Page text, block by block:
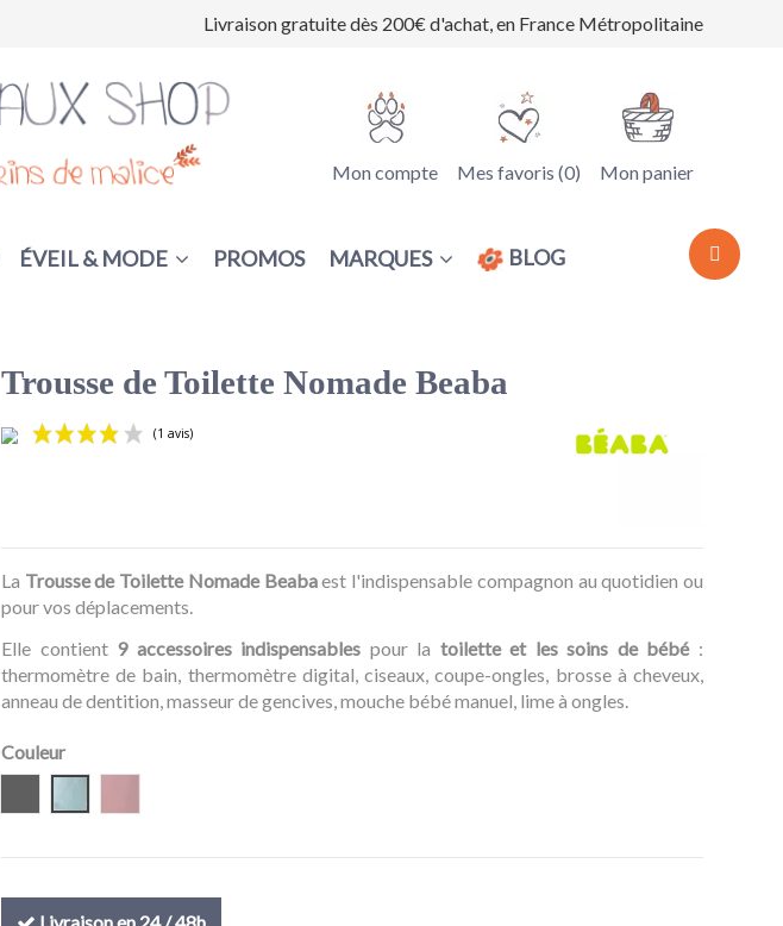
Livraison gratuite dès 200€ d'achat, en France Métropolitaine
Mon compte Mes favoris (0) Mon panier
ÉVEIL & MODE PROMOS MARQUES BLOG
Trousse de Toilette Nomade Beaba
La Trousse de Toilette Nomade Beabaest l'indispensable compagnon au quotidien ou
pour vos déplacements.
Elle contient 9 accessoires indispensables pour la toilette et les soins de bébé:
thermomètre de bain, thermomètre digital, ciseaux, coupe-ongles, brosse à cheveux,
anneau de dentition, masseur de gencives, mouche bébé manuel, lime à ongles.
Couleur